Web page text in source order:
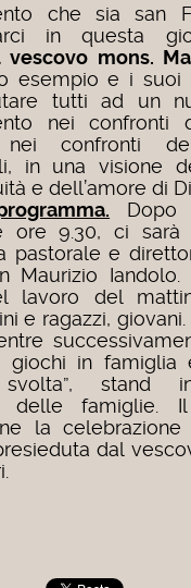
che sia san
in questa
mons.
esempio e i suoi
tutti ad un
nei confronti
nei confronti
in una visione
e dell’amore di
Dopo
ore 9.30, ci
pastorale e
Maurizio
lavoro del
e ragazzi, giovani.
giochi in famiglia
stand
delle famiglie. Il
la
dal